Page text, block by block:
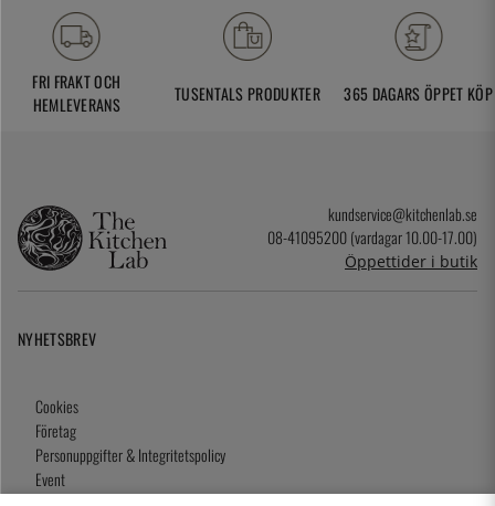
FRI FRAKT OCH
HEMLEVERANS
TUSENTALS PRODUKTER 365 DAGARS ÖPPET KÖP
kundservice@kitchenlab.se
08-41095200 (vardagar 10.00-17.00)
Öppettider i butik
NYHETSBREV
Cookies
Företag
Personuppgifter & Integritetspolicy
Event